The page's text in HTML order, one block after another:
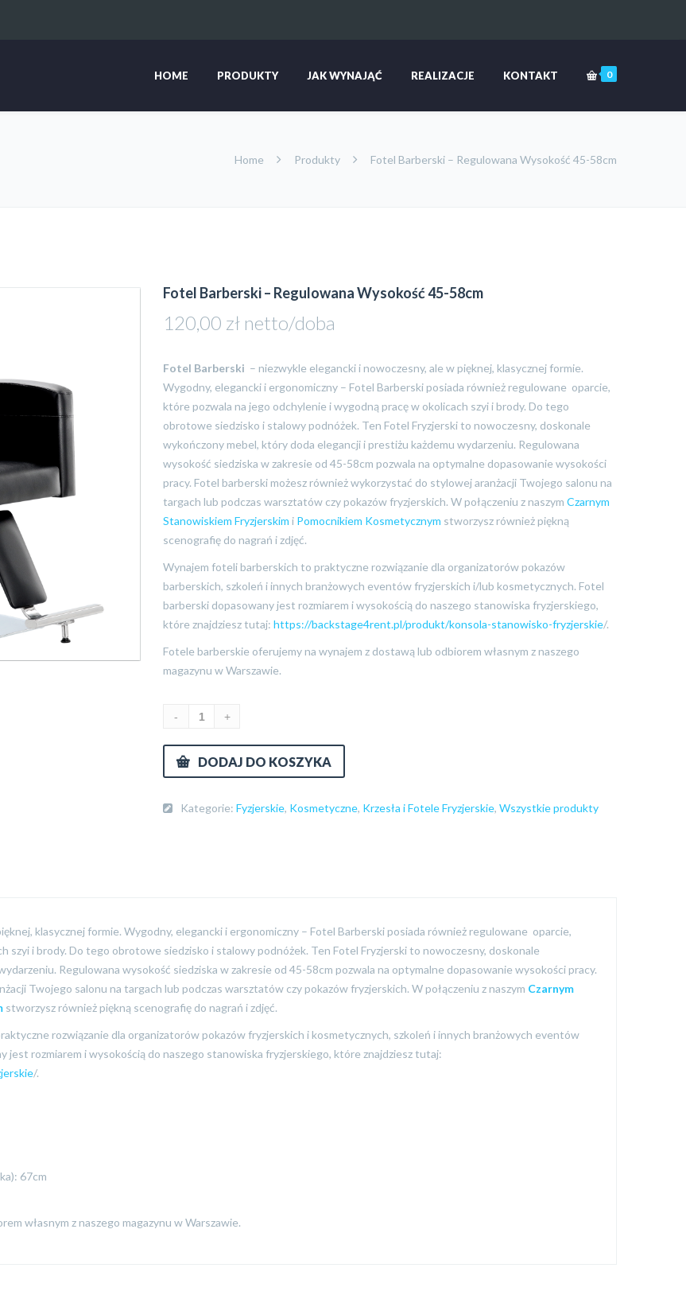
0
HOME PRODUKTY JAK WYNAJĄĆ REALIZACJE KONTAKT
Home Produkty Fotel Barberski – Regulowana Wysokość 45-58cm
Fotel Barberski – Regulowana Wysokość 45-58cm
120,00 zł netto/doba
Fotel Barberski – niezwykle elegancki i nowoczesny, ale w pięknej, klasycznej formie.
Wygodny, elegancki i ergonomiczny – Fotel Barberski posiada również regulowane oparcie,
które pozwala na jego odchylenie i wygodną pracę w okolicach szyi i brody. Do tego
obrotowe siedzisko i stalowy podnóżek. Ten Fotel Fryzjerski to nowoczesny, doskonale
wykończony mebel, który doda elegancji i prestiżu każdemu wydarzeniu. Regulowana
wysokość siedziska w zakresie od 45-58cm pozwala na optymalne dopasowanie wysokości
pracy. Fotel barberski możesz również wykorzystać do stylowej aranżacji Twojego salonu na
targach lub podczas warsztatów czy pokazów fryzjerskich. W połączeniu z naszymCzarnym
Stanowiskiem Fryzjerskim i Pomocnikiem Kosmetycznym stworzysz również piękną
scenografię do nagrań i zdjęć.
Wynajem foteli barberskich to praktyczne rozwiązanie dla organizatorów pokazów
barberskich, szkoleń i innych branżowych eventów fryzjerskich i/lub kosmetycznych. Fotel
barberski dopasowany jest rozmiarem i wysokością do naszego stanowiska fryzjerskiego,
które znajdziesz tutaj:https://backstage4rent.pl/produkt/konsola-stanowisko-fryzjerskie/.
Fotele barberskie oferujemy na wynajem z dostawą lub odbiorem własnym z naszego
magazynu w Warszawie.
DODAJ DO KOSZYKA
Kategorie:Fyzjerskie, Kosmetyczne, Krzesła i Fotele Fryzjerskie,Wszystkie produkty
klasycznej formie. Wygodny, elegancki i ergonomiczny – Fotel Barberski posiada również regulowane oparcie,
szyi i brody. Do tego obrotowe siedzisko i stalowy podnóżek. Ten Fotel Fryzjerski to nowoczesny, doskonale
Regulowana wysokość siedziska w zakresie od 45-58cm pozwala na optymalne dopasowanie wysokości pracy.
Twojego salonu na targach lub podczas warsztatów czy pokazów fryzjerskich. W połączeniu z naszym Czarnym
stworzysz również piękną scenografię do nagrań i zdjęć.
rozwiązanie dla organizatorów pokazów fryzjerskich i kosmetycznych, szkoleń i innych branżowych eventów
rozmiarem i wysokością do naszego stanowiska fryzjerskiego, które znajdziesz tutaj:
/.
67cm
własnym z naszego magazynu w Warszawie.